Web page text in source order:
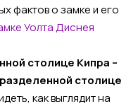
фактов о замке и его
Уолта Диснея
столице Кипра –
столице
как выглядит на